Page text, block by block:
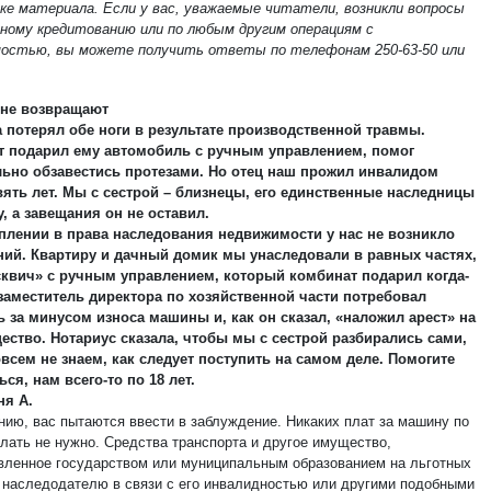
материала. Если у вас, уважаемые читатели, возникли вопросы
кредитованию или по любым другим операциям с
вы можете получить ответы по телефонам 250-63-50 или
возвращают
обе ноги в результате производственной травмы.
подарил ему автомобиль с ручным управлением, помог
обзавестись протезами. Но отец наш прожил инвалидом
лет. Мы с сестрой – близнецы, его единственные наследницы
а завещания он не оставил.
в права наследования недвижимости у нас не возникло
Квартиру и дачный домик мы унаследовали в равных частях,
с ручным управлением, который комбинат подарил когда-
директора по хозяйственной части потребовал
за минусом износа машины и, как он сказал, «наложил арест» на
Нотариус сказала, чтобы мы с сестрой разбирались сами,
не знаем, как следует поступить на самом деле. Помогите
нам всего-то по 18 лет.
А.
вас пытаются ввести в заблуждение. Никаких плат за машину по
не нужно. Средства транспорта и другое имущество,
государством или муниципальным образованием на льготных
в связи с его инвалидностью или другими подобными